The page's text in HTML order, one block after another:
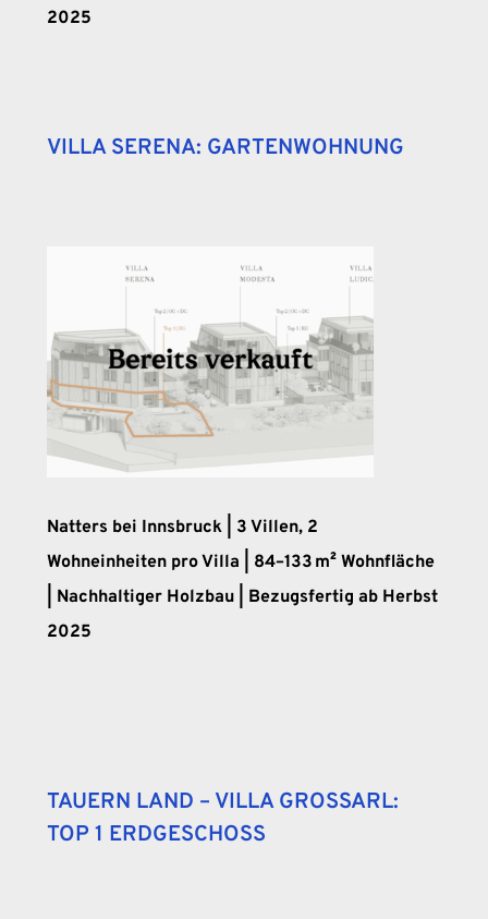
2025
VILLA SERENA: GARTENWOHNUNG
Natters bei Innsbruck | 3 Villen, 2
Wohneinheiten pro Villa | 84–133 m² Wohnfläche
| Nachhaltiger Holzbau | Bezugsfertig ab Herbst
2025
TAUERN LAND – VILLA GROSSARL:
TOP 1 ERDGESCHOSS